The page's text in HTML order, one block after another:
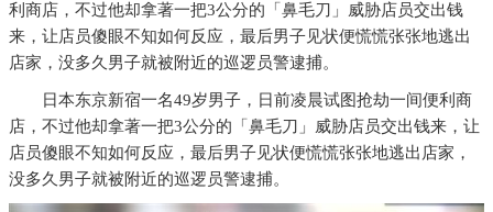
利商店，不过他却拿著一把3公分的「鼻毛刀」威胁店员交出钱
来，让店员傻眼不知如何反应，最后男子见状便慌慌张张地逃出
店家，没多久男子就被附近的巡逻员警逮捕。
日本东京新宿一名49岁男子，日前凌晨试图抢劫一间便利商
店，不过他却拿著一把3公分的「鼻毛刀」威胁店员交出钱来，让
店员傻眼不知如何反应，最后男子见状便慌慌张张地逃出店家，
没多久男子就被附近的巡逻员警逮捕。